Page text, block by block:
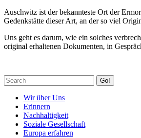
Auschwitz ist der bekannteste Ort der
Gedenkstätte dieser Art, an der so viel
Uns geht es darum, wie ein solches
original erhaltenen Dokumenten, in
Go!
Wir über Uns
Erinnern
Nachhaltigkeit
Soziale Gesellschaft
Europa erfahren